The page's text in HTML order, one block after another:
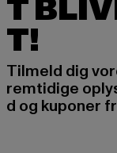
T
T!
Tilmeld dig
remtidige
d og kuponer